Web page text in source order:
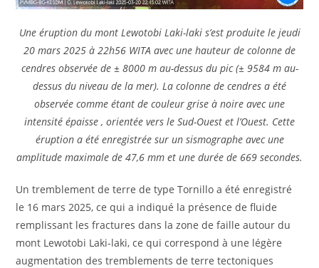
Une éruption du mont Lewotobi Laki-laki s’est produite le jeudi
20 mars 2025 à 22h56 WITA avec une hauteur de colonne de
cendres observée de ± 8000 m au-dessus du pic (± 9584 m au-
dessus du niveau de la mer). La colonne de cendres a été
observée comme étant de couleur grise à noire avec une
intensité épaisse , orientée vers le Sud-Ouest et l’Ouest. Cette
éruption a été enregistrée sur un sismographe avec une
amplitude maximale de 47,6 mm et une durée de 669 secondes.
Un tremblement de terre de type Tornillo a été enregistré
le 16 mars 2025, ce qui a indiqué la présence de fluide
remplissant les fractures dans la zone de faille autour du
mont Lewotobi Laki-laki, ce qui correspond à une légère
augmentation des tremblements de terre tectoniques